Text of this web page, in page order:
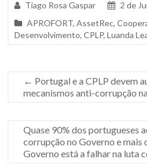
Tiago Rosa Gaspar
2 de
APROFORT,AssetRec,
Desenvolvimento,CPLP,Luanda
← Portugal e a CPLP devem
mecanismos anti-corrupção
Quase 90% dos portugueses
corrupção no Governo e mais
Governo está a falhar na luta